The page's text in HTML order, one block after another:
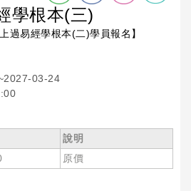
學根本(三)
過易經學根本(二)學員報名】
03-24
說明
原價